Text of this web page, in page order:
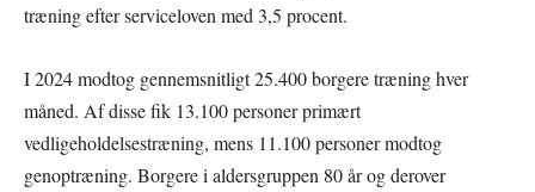
træning efter serviceloven med 3,5 procent.
I 2024 modtog gennemsnitligt 25.400 borgere træning hver
måned. Af disse fik 13.100 personer primært
vedligeholdelsestræning, mens 11.100 personer modtog
genoptræning. Borgere i aldersgruppen 80 år og derover